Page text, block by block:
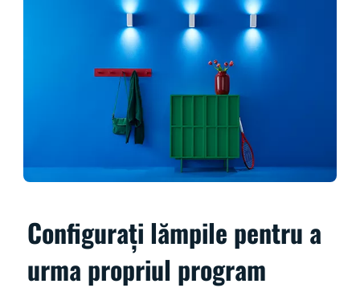
Configurați lămpile pentru a
urma propriul program